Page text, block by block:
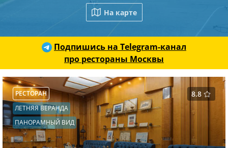
На карте
Подпишись на Telegram-канал
про рестораны Москвы
8.8
РЕСТОРАН
ЛЕТНЯЯ ВЕРАНДА
ПАНОРАМНЫЙ ВИД